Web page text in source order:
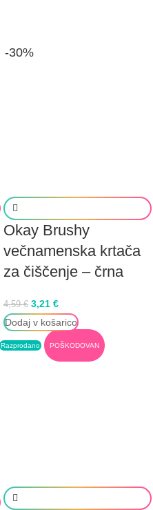
-30%
Okay Brushy
večnamenska krtača
za čiščenje – črna
4,59€ 3,21 €
Dodaj v košarico
Razprodano POŠKODOVAN